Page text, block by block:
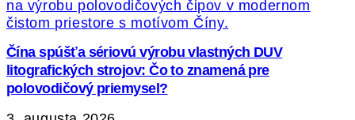
Čína spúšťa sériovú výrobu vlastných DUV
litografických strojov: Čo to znamená pre
polovodičový priemysel?